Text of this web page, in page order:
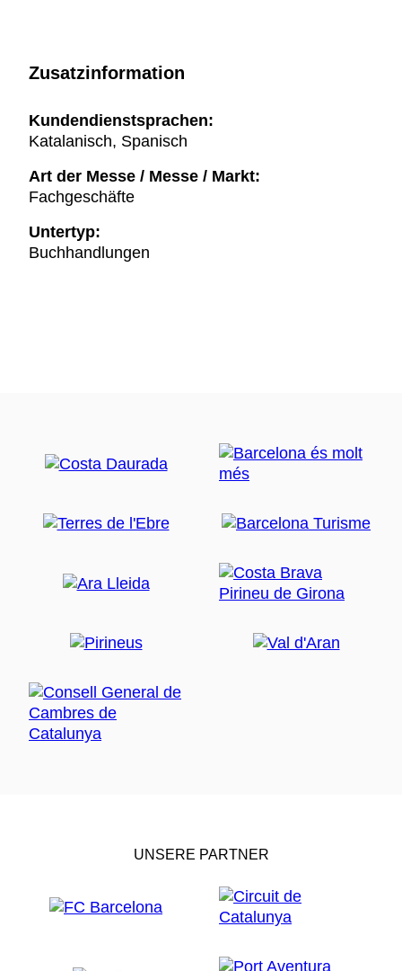
Zusatzinformation
Kundendienstsprachen:
Katalanisch, Spanisch
Art der Messe / Messe / Markt:
Fachgeschäfte
Untertyp:
Buchhandlungen
UNSERE PARTNER